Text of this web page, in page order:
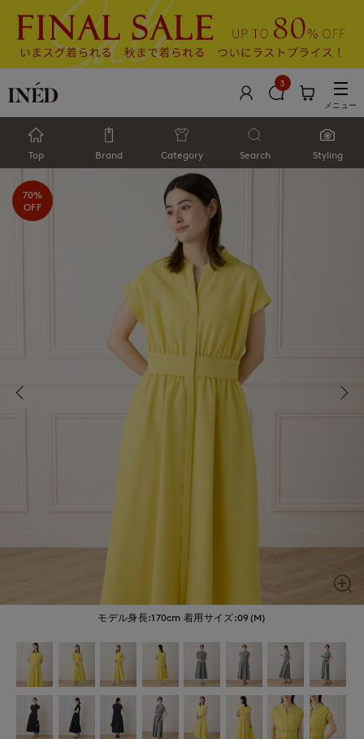
3
メニュー
Top Brand Category Search Styling
モデル身長:170cm 着用サイズ:09(M)
70%
OFF